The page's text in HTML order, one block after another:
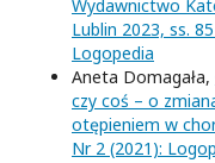
Wydawnictwo
Lublin 2023, ss. 85
Logopedia
Aneta Domagała,
czy coś – o
otępieniem w
Nr 2 (2021):